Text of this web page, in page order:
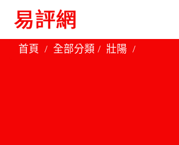
首頁 全部分類 壯陽